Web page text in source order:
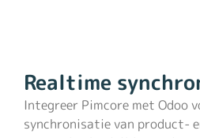
Realtime
Integreer Pimcore met Odoo
synchronisatie van product-